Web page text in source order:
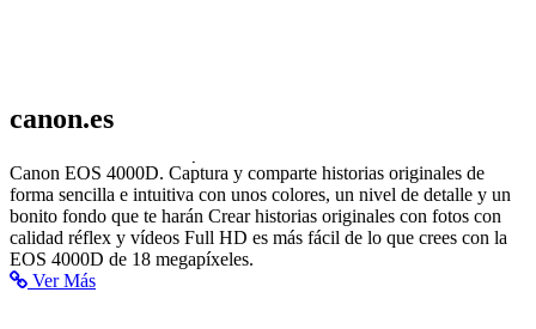
canon.es
Canon EOS 4000D - Cámaras - Canon Spain
Canon EOS 4000D. Captura y comparte historias originales de
forma sencilla e intuitiva con unos colores, un nivel de detalle y un
bonito fondo que te harán Crear historias originales con fotos con
calidad réflex y vídeos Full HD es más fácil de lo que crees con la
EOS 4000D de 18 megapíxeles.
Ver Más